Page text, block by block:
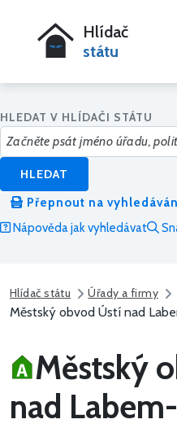
Hlídač
státu
HLEDAT V HLÍDAČI STÁTU
HLEDAT
Přepnout na
Nápověda jak vyhledávat
Hlídač státu Úřady a firmy
Městský obvod Ústí nad
Městský
nad